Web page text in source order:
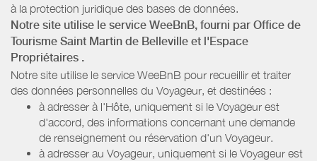
à la protection juridique des bases de données.
Notre site utilise le service WeeBnB, fourni par Office de
Tourisme Saint Martin de Belleville et l'Espace
Propriétaires .
Notre site utilise le service WeeBnB pour recueillir et traiter
des données personnelles du Voyageur, et destinées :
à adresser à l'Hôte, uniquement si le Voyageur est
d'accord, des informations concernant une demande
de renseignement ou réservation d'un Voyageur.
à adresser au Voyageur, uniquement si le Voyageur est